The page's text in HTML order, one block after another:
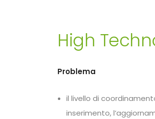
High
Problema
il livello di
inserimento,